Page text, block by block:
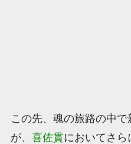
この先、魂の旅路の中
が、 喜佐貫においてさら